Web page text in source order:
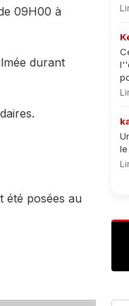
09H00 à
durant
été posées au